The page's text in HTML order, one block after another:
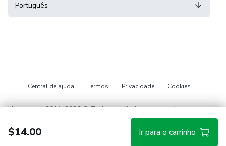
$14.00 Ir para o carrinho
Português
Central de ajuda Termos Privacidade Cookies
Hotmart — 2011-2026 © Todos os direitos reservados.